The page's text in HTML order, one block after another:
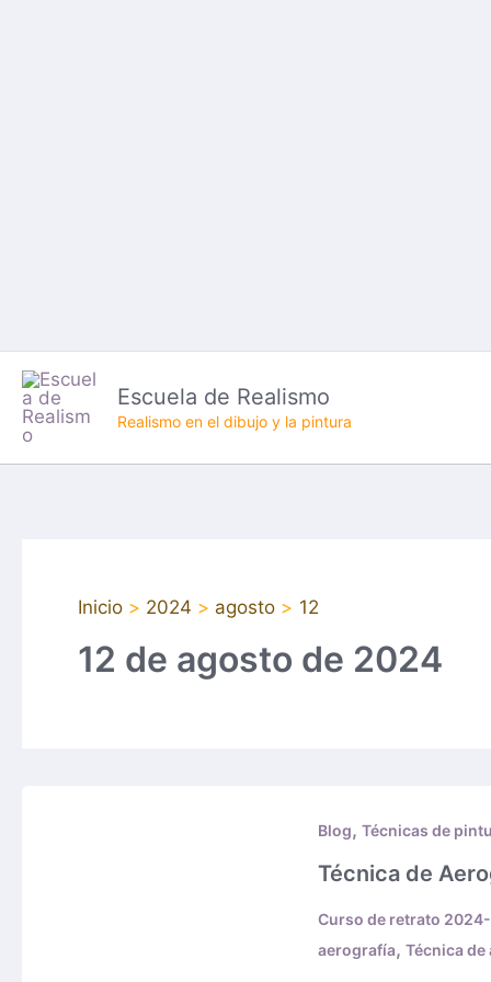
Escuela de Realismo
Realismo en el dibujo y la pintura
Inicio 2024 agosto 12
12 de agosto de 2024
Blog, Técnicas de
Técnica de
Curso de retrato
aerografía, Técnica
de
Aerografía